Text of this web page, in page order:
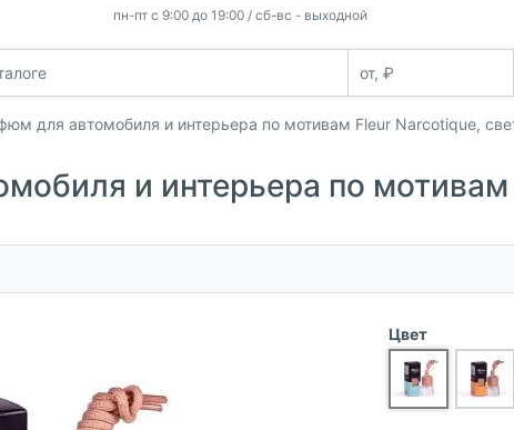
пн-пт с 9:00 до 19:00 / сб-вс - выходной
для автомобиля и интерьера по мотивам Fleur Narcotique,
и интерьера по
Цвет